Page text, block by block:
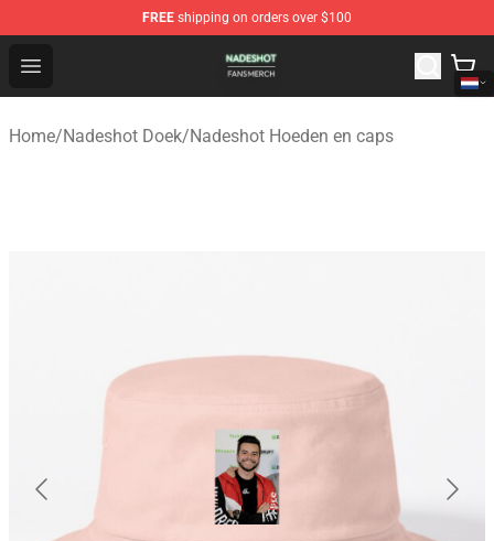
FREE shipping on orders over $100
Open menu
Nadeshot Shop - Official Nadeshot Merchandise Store
Home/Nadeshot Doek/Nadeshot Hoeden en caps